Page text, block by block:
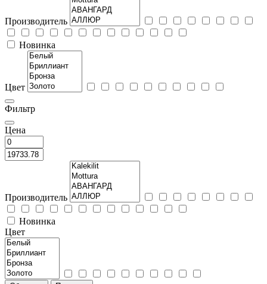
Производитель
Новинка
Цвет
Фильтр
Цена
Производитель
Новинка
Цвет